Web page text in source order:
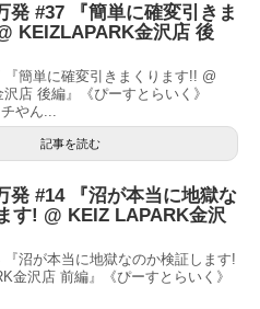
発 #37 『簡単に確変引きま
KEIZLAPARK金沢店 後
簡単に確変引きまくります!! @
店 後編』《ぴーすとらいく》
やん...
記事を読む
発 #14 『沼が本当に地獄な
す! @ KEIZ LAPARK金沢
沼が本当に地獄なのか検証します!
金沢店 前編』《ぴーすとらいく》